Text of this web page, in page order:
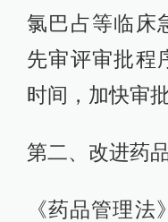
氯巴占等临床
先审评审批程
时间，加快审批
第二、改进药
《药品管理